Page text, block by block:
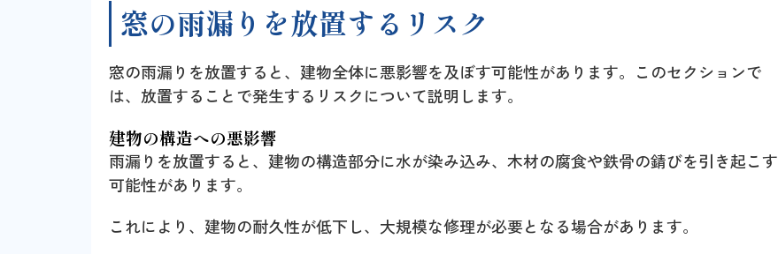
窓の雨漏りを放置するリスク
窓の雨漏りを放置すると、建物全体に悪影響を及ぼす可能性があります。このセクションで
は、放置することで発生するリスクについて説明します。
建物の構造への悪影響
雨漏りを放置すると、建物の構造部分に水が染み込み、木材の腐食や鉄骨の錆びを引き起こす
可能性があります。
これにより、建物の耐久性が低下し、大規模な修理が必要となる場合があります。